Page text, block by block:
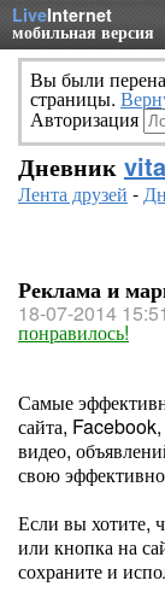
LiveInternet
мобильная версия
Вы были
страницы.
Авторизация
Дневник
Лента друзей -
Реклама и
18-07-2014 15:51
понравилось!
Самые
сайта,
видео,
свою
Если вы хотите,
или кнопка на
сохраните и